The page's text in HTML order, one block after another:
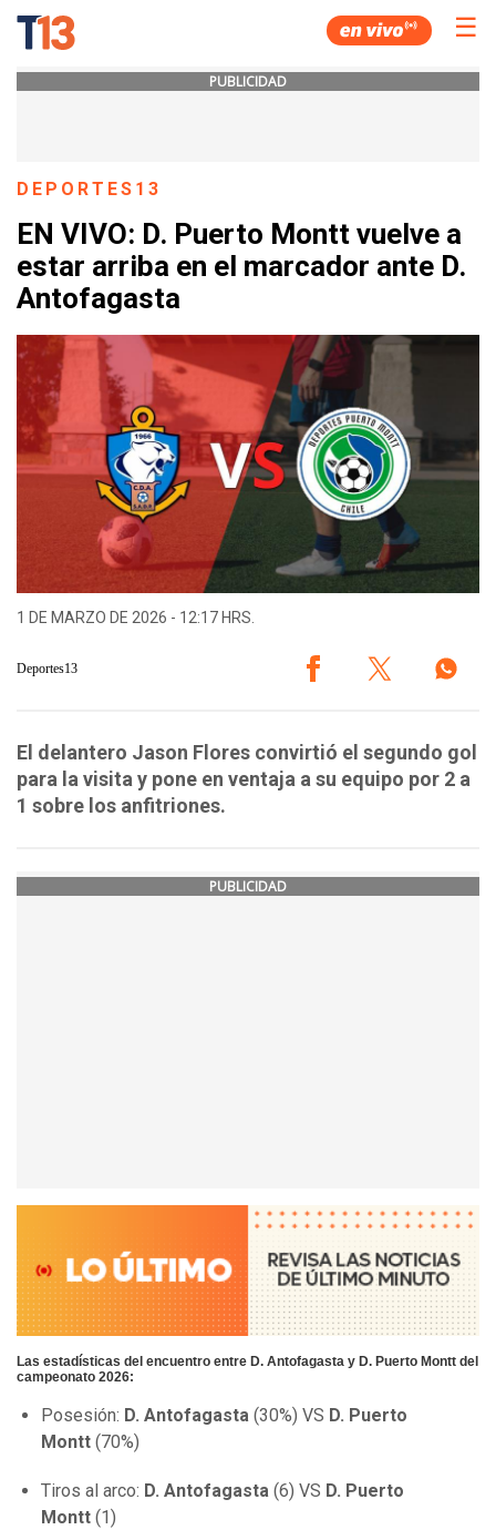
☰
PUBLICIDAD
DEPORTES13
EN VIVO: D. Puerto Montt vuelve a
estar arriba en el marcador ante D.
Antofagasta
1 DE MARZO DE 2026 - 12:17 HRS.
Deportes13
El delantero Jason Flores convirtió el segundo gol
para la visita y pone en ventaja a su equipo por 2 a
1 sobre los anfitriones.
PUBLICIDAD
Las estadísticas del encuentro entre D. Antofagasta y D. Puerto Montt del
campeonato 2026:
Posesión: D. Antofagasta (30%) VS D. Puerto
Montt (70%)
Tiros al arco: D. Antofagasta (6) VS D. Puerto
Montt (1)